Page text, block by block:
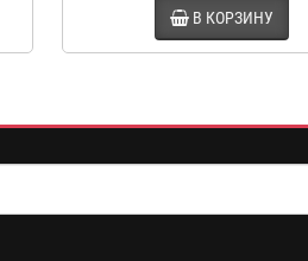
В КОРЗИНУ